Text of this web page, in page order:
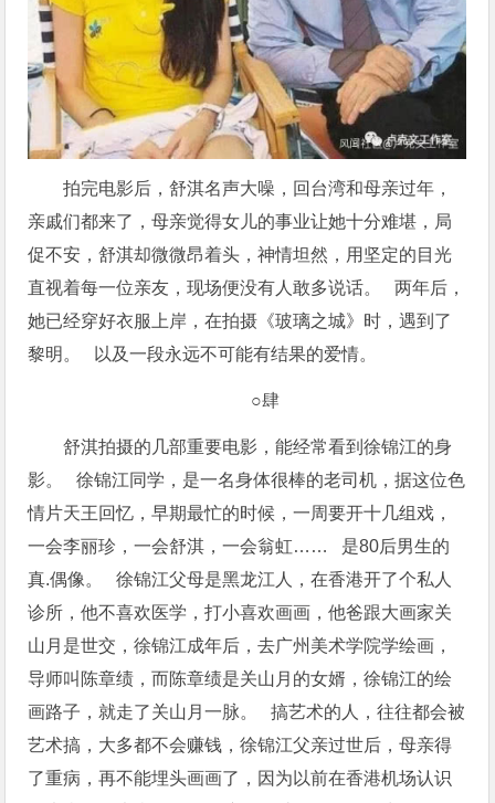
拍完电影后，舒淇名声大噪，回台湾和母亲过年，
亲戚们都来了，母亲觉得女儿的事业让她十分难堪，局
促不安，舒淇却微微昂着头，神情坦然，用坚定的目光
直视着每一位亲友，现场便没有人敢多说话。 两年后，
她已经穿好衣服上岸，在拍摄《玻璃之城》时，遇到了
黎明。 以及一段永远不可能有结果的爱情。
○肆
舒淇拍摄的几部重要电影，能经常看到徐锦江的身
影。 徐锦江同学，是一名身体很棒的老司机，据这位色
情片天王回忆，早期最忙的时候，一周要开十几组戏，
一会李丽珍，一会舒淇，一会翁虹…… 是80后男生的
真.偶像。 徐锦江父母是黑龙江人，在香港开了个私人
诊所，他不喜欢医学，打小喜欢画画，他爸跟大画家关
山月是世交，徐锦江成年后，去广州美术学院学绘画，
导师叫陈章绩，而陈章绩是关山月的女婿，徐锦江的绘
画路子，就走了关山月一脉。 搞艺术的人，往往都会被
艺术搞，大多都不会赚钱，徐锦江父亲过世后，母亲得
了重病，再不能埋头画画了，因为以前在香港机场认识